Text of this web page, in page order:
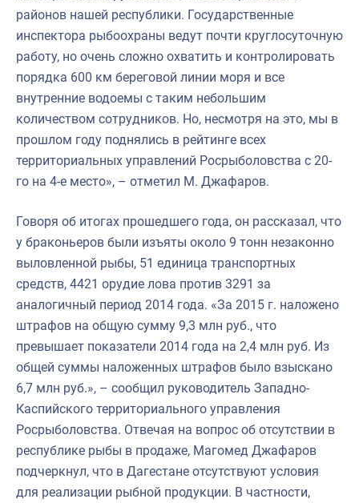
районов нашей республики. Государственные
инспектора рыбоохраны ведут почти круглосуточную
работу, но очень сложно охватить и контролировать
порядка 600 км береговой линии моря и все
внутренние водоемы с таким небольшим
количеством сотрудников. Но, несмотря на это, мы в
прошлом году поднялись в рейтинге всех
территориальных управлений Росрыболовства с 20-
го на 4-е место», – отметил М. Джафаров.
Говоря об итогах прошедшего года, он рассказал, что
у браконьеров были изъяты около 9 тонн незаконно
выловленной рыбы, 51 единица транспортных
средств, 4421 орудие лова против 3291 за
аналогичный период 2014 года. «За 2015 г. наложено
штрафов на общую сумму 9,3 млн руб., что
превышает показатели 2014 года на 2,4 млн руб. Из
общей суммы наложенных штрафов было взыскано
6,7 млн руб.», – сообщил руководитель Западно-
Каспийского территориального управления
Росрыболовства. Отвечая на вопрос об отсутствии в
республике рыбы в продаже, Магомед Джафаров
подчеркнул, что в Дагестане отсутствуют условия
для реализации рыбной продукции. В частности,